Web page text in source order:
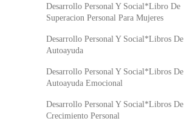
Desarrollo Personal Y Social*Libro De
Superacion Personal Para Mujeres
Desarrollo Personal Y Social*Libros De
Autoayuda
Desarrollo Personal Y Social*Libros De
Autoayuda Emocional
Desarrollo Personal Y Social*Libros De
Crecimiento Personal